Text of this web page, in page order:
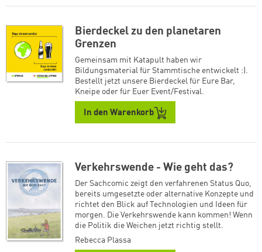
Bierdeckel zu den planetaren
Grenzen
Gemeinsam mit Katapult haben wir
Bildungsmaterial für Stammtische entwickelt :).
Bestellt jetzt unsere Bierdeckel für Eure Bar,
Kneipe oder für Euer Event/Festival.
In den Warenkorb
Verkehrswende - Wie geht das?
Der Sachcomic zeigt den verfahrenen Status Quo,
bereits umgesetzte oder alternative Konzepte und
richtet den Blick auf Technologien und Ideen für
morgen. Die Verkehrswende kann kommen! Wenn
die Politik die Weichen jetzt richtig stellt.
Rebecca Plassa